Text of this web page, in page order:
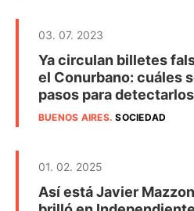
03. 07. 2023
Ya circulan billetes
el Conurbano: cuáles
pasos para detectarlos
BUENOS AIRES.SOCIEDAD
01. 02. 2025
Así está Javier